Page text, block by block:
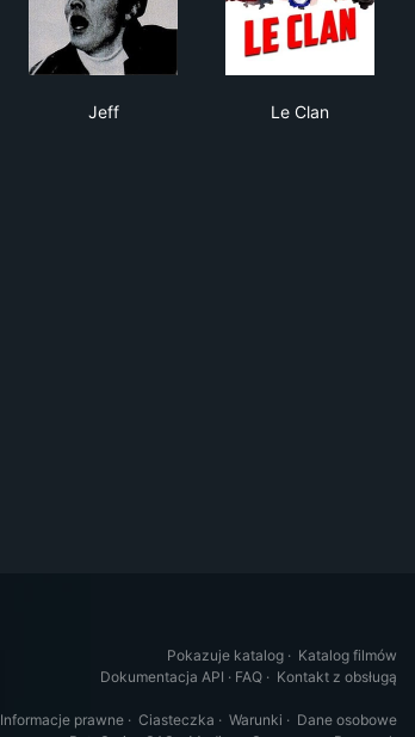
Jeff
Le Clan
Pokazuje katalog · Katalog filmów
Dokumentacja API · FAQ · Kontakt z obsługą
Informacje prawne · Ciasteczka · Warunki · Dane osobowe